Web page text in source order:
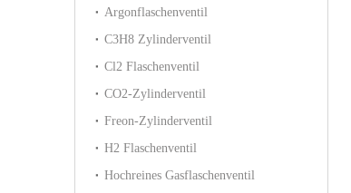
Argonflaschenventil
C3H8 Zylinderventil
Cl2 Flaschenventil
CO2-Zylinderventil
Freon-Zylinderventil
H2 Flaschenventil
Hochreines Gasflaschenventil